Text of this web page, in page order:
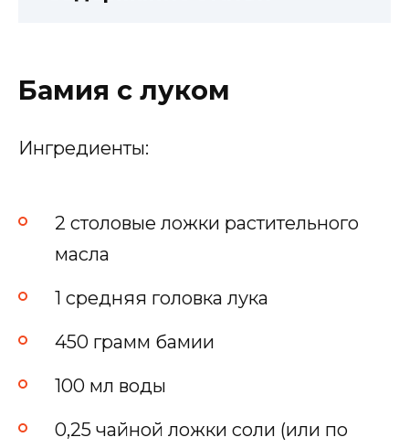
Бамия с луком
Ингредиенты:
2 столовые ложки растительного
масла
1 средняя головка лука
450 грамм бамии
100 мл воды
0,25 чайной ложки соли (или по